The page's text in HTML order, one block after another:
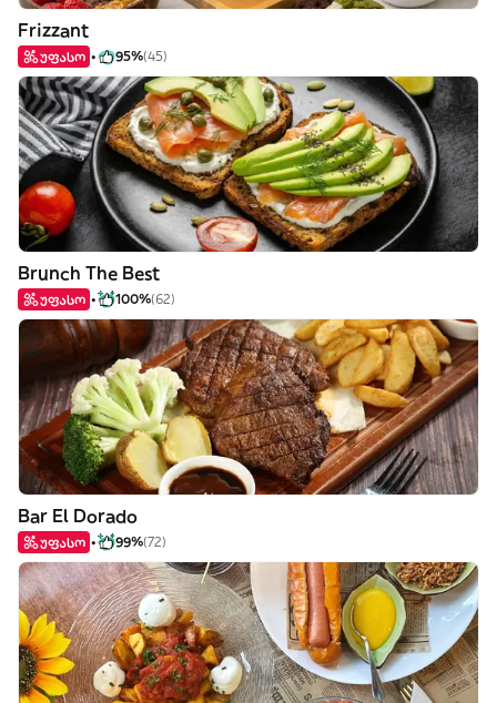
Frizzant
უფასო 95%(45)
Brunch The Best
უფასო 100%(62)
Bar El Dorado
უფასო 99%(72)